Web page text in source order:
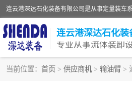
连云港深达石化装
当前位置： 首页 > 供应商机 > 输油臂 >